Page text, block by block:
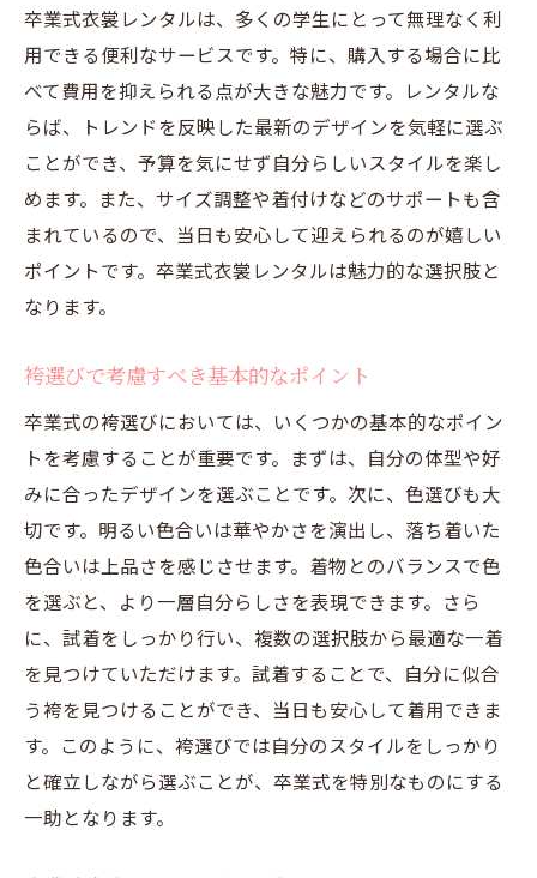
卒業式衣裳レンタルは、多くの学生にとって無理なく利
用できる便利なサービスです。特に、購入する場合に比
べて費用を抑えられる点が大きな魅力です。レンタルな
らば、トレンドを反映した最新のデザインを気軽に選ぶ
ことができ、予算を気にせず自分らしいスタイルを楽し
めます。また、サイズ調整や着付けなどのサポートも含
まれているので、当日も安心して迎えられるのが嬉しい
ポイントです。卒業式衣裳レンタルは魅力的な選択肢と
なります。
袴選びで考慮すべき基本的なポイント
卒業式の袴選びにおいては、いくつかの基本的なポイン
トを考慮することが重要です。まずは、自分の体型や好
みに合ったデザインを選ぶことです。次に、色選びも大
切です。明るい色合いは華やかさを演出し、落ち着いた
色合いは上品さを感じさせます。着物とのバランスで色
を選ぶと、より一層自分らしさを表現できます。さら
に、試着をしっかり行い、複数の選択肢から最適な一着
を見つけていただけます。試着することで、自分に似合
う袴を見つけることができ、当日も安心して着用できま
す。このように、袴選びでは自分のスタイルをしっかり
と確立しながら選ぶことが、卒業式を特別なものにする
一助となります。